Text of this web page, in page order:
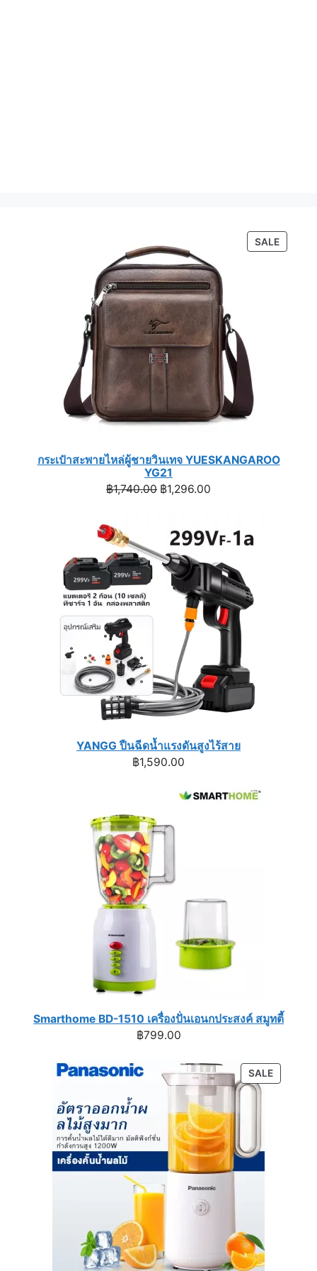
SALE
ON
กระเป๋าสะพายไหล่ผู้ชายวินเทจ YUESKANGAROO
YG21
฿1,740.00 Original
฿1,740.00.
฿1,296.00
฿1,296.00.
YANGG ปืนฉีดน้ำแรงดันสูงไร้สาย
฿1,590.00
Smarthome BD-1510 เครื่องปั่นเอนกประสงค์ สมูทตี้
฿799.00
SALE
ON